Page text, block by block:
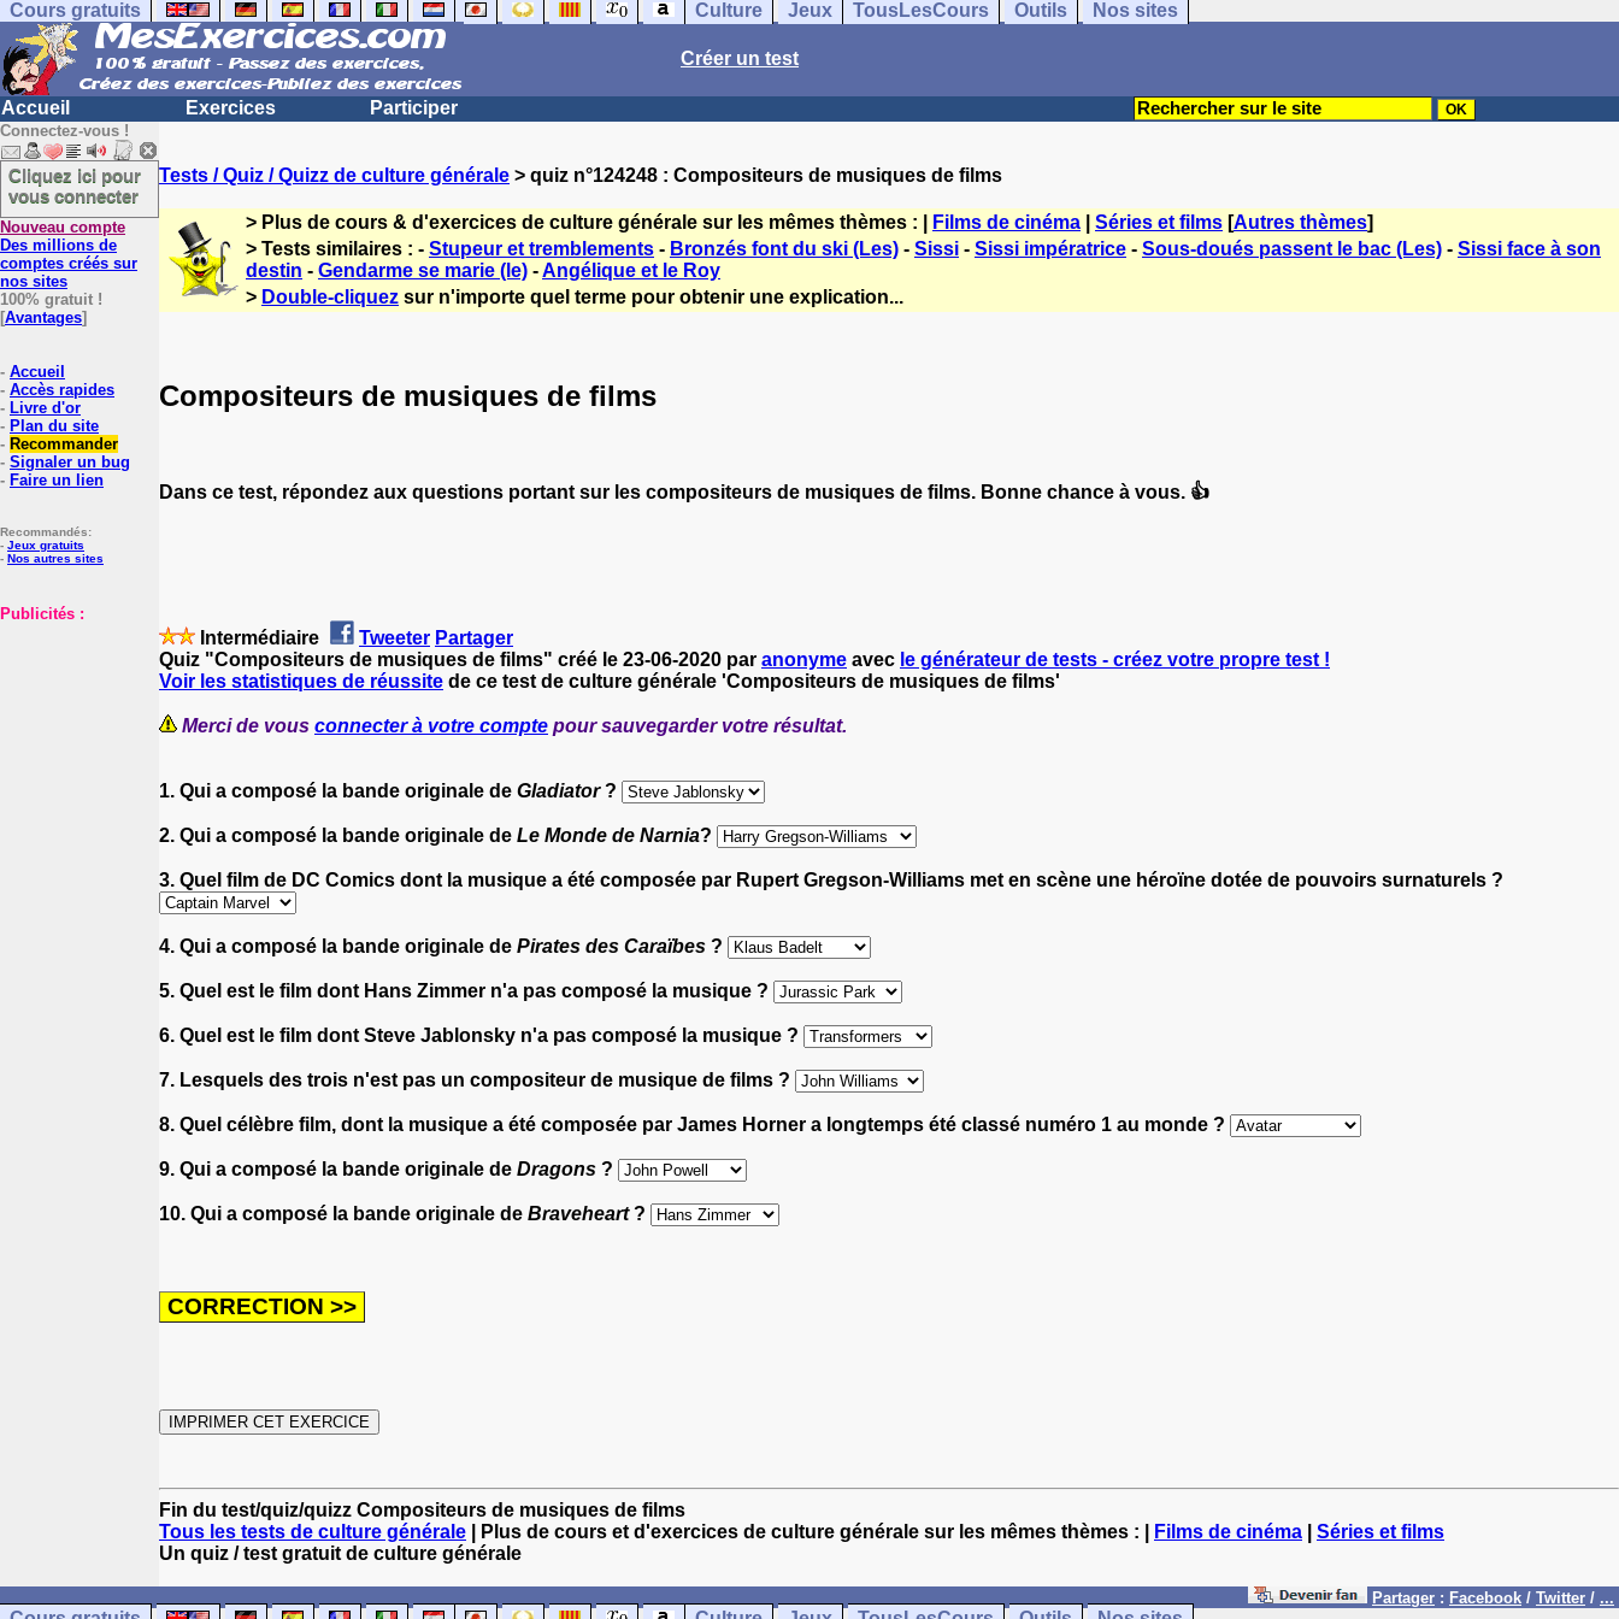
Cours gratuits Culture Jeux TousLesCours Outils Nos sites
Créer un test
Accueil Exercices Participer
Connectez-vous !
Cliquez ici pour
vous connecter
Nouveau compte
Des millions de
comptes créés sur
nos sites
100% gratuit !
[Avantages]
- Accueil
- Accès rapides
- Livre d'or
- Plan du site
- Recommander
- Signaler un bug
- Faire un lien
Recommandés:
- Jeux gratuits
- Nos autres sites
Publicités :
Tests / Quiz / Quizz de culture générale > quiz n°124248 : Compositeurs de musiques de films
> Plus de cours & d'exercices de culture générale sur les mêmes thèmes : | Films de cinéma Séries et films [Autres thèmes]
> Tests similaires : - Stupeur et tremblements - Bronzés font du ski (Les) - Sissi - Sissi impératrice - Sous-doués passent le bac (Les) - Sissi face à son
destin - Gendarme se marie (le) -Angélique et le Roy
> Double-cliquez sur n'importe quel terme pour obtenir une explication...
Compositeurs de musiques de films
Dans ce test, répondez aux questions portant sur les compositeurs de musiques de films. Bonne chance à vous. 👍
Intermédiaire Tweeter Partager
Quiz "Compositeurs de musiques de films" créé le 23-06-2020 par anonyme avec le générateur de tests - créez votre propre test !
Voir les statistiques de réussite de ce test de culture générale 'Compositeurs de musiques de films'
Merci de vous connecter à votre compte pour sauvegarder votre résultat.
1. Qui a composé la bande originale de Gladiator?
2. Qui a composé la bande originale de Le Monde de Narnia?
3. Quel film de DC Comics dont la musique a été composée par Rupert Gregson-Williams met en scène une héroïne dotée de pouvoirs surnaturels ?
4. Qui a composé la bande originale de Pirates des Caraïbes ?
5. Quel est le film dont Hans Zimmer n'a pas composé la musique ?
6. Quel est le film dont Steve Jablonsky n'a pas composé la musique ?
7. Lesquels des trois n'est pas un compositeur de musique de films ?
8. Quel célèbre film, dont la musique a été composée par James Horner a longtemps été classé numéro 1 au monde ?
9. Qui a composé la bande originale de Dragons ?
10. Qui a composé la bande originale de Braveheart?
Fin du test/quiz/quizz Compositeurs de musiques de films
Tous les tests de culture générale | Plus de cours et d'exercices de culture générale sur les mêmes thèmes : | Films de cinéma
Séries et films
Un quiz / test gratuit de culture générale
Partager : Facebook / Twitter / ...